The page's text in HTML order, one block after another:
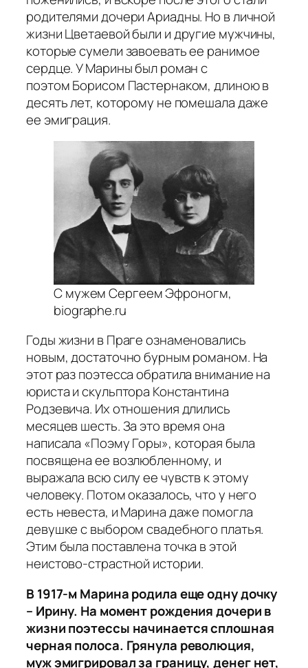
родителями дочери Ариадны. Но в личной
жизни Цветаевой были и другие мужчины,
которые сумели завоевать ее ранимое
сердце. У Марины был роман с
поэтом Борисом Пастернаком, длиною в
десять лет, которому не помешала даже
ее эмиграция.
С мужем Сергеем Эфроногм,
biographe.ru
Годы жизни в Праге ознаменовались
новым, достаточно бурным романом. На
этот раз поэтесса обратила внимание на
юриста и скульптора Константина
Родзевича. Их отношения длились
месяцев шесть. За это время она
написала «Поэму Горы», которая была
посвящена ее возлюбленному, и
выражала всю силу ее чувств к этому
человеку. Потом оказалось, что у него
есть невеста, и Марина даже помогла
девушке с выбором свадебного платья.
Этим была поставлена точка в этой
неистово-страстной истории.
В 1917-м Марина родила еще одну дочку
– Ирину. На момент рождения дочери в
жизни поэтессы начинается сплошная
черная полоса. Грянула революция,
муж эмигрировал за границу, денег нет,